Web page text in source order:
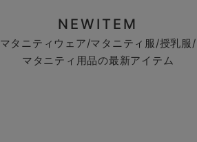
NEWITEM
マタニティウェア/マタニティ服/授乳服/
マタニティ用品の最新アイテム